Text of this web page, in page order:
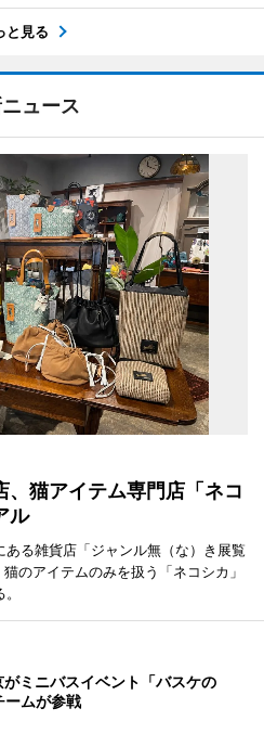
と見る
ュース
猫アイテム専門店「ネコ
ル
る雑貨店「ジャンル無（な）き展覧
のアイテムのみを扱う「ネコシカ」
ミニバスイベント「バスケの
ムが参戦